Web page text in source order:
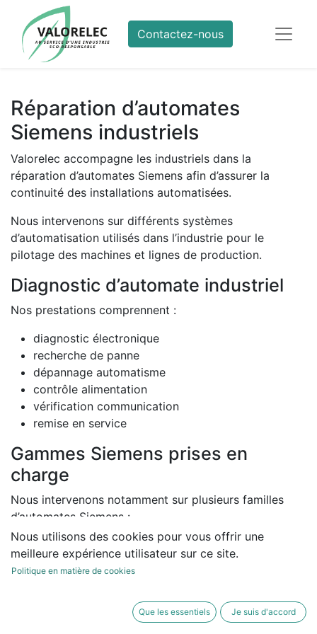
Contactez-nous
Réparation d’automates
Siemens industriels
Valorelec accompagne les industriels dans la
réparation d’automates Siemens afin d’assurer la
continuité des installations automatisées.
Nous intervenons sur différents systèmes
d’automatisation utilisés dans l’industrie pour le
pilotage des machines et lignes de production.
Diagnostic d’automate industriel
Nos prestations comprennent :
diagnostic électronique
recherche de panne
dépannage automatisme
contrôle alimentation
vérification communication
remise en service
Gammes Siemens prises en
charge
Nous intervenons notamment sur plusieurs familles
d’automates Siemens :
Siemens S7-1200
Siemens S7-1500
Siemens S7-300
pupitres HMI Siemens
Nous utilisons des cookies pour vous offrir une
meilleure expérience utilisateur sur ce site.
Politique en matière de cookies
Que les essentiels Je suis d'accord